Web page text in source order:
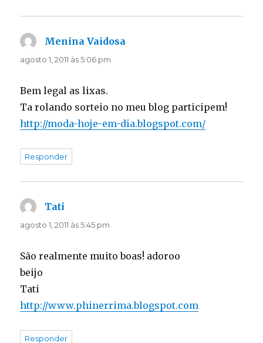
Menina Vaidosa
agosto 1, 2011 às 5:06 pm
Bem legal as lixas.
Ta rolando sorteio no meu blog participem!
http://moda-hoje-em-dia.blogspot.com/
Responder
Tati
agosto 1, 2011 às 5:45 pm
São realmente muito boas! adoroo
beijo
Tati
http://www.phinerrima.blogspot.com
Responder